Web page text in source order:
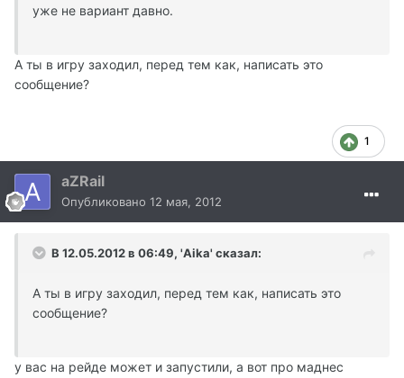
уже не вариант давно.
А ты в игру заходил, перед тем как, написать это
сообщение?
1
aZRail
Опубликовано 12 мая, 2012
В 12.05.2012 в 06:49, 'Aika' сказал:
А ты в игру заходил, перед тем как, написать это
сообщение?
у вас на рейде может и запустили, а вот про маднес